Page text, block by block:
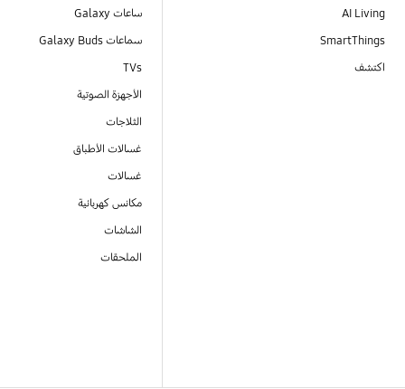
AI Living
SmartThings
اكتشف
ساعات Galaxy
سماعات Galaxy Buds
TVs
الأجهزة الصوتية
الثلاجات
غسالات الأطباق
غسالات
مكانس كهربائية
الشاشات
الملحقات